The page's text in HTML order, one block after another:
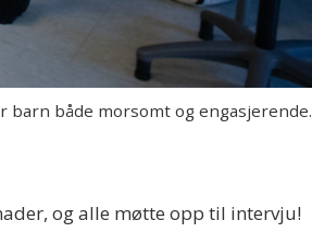
barn både morsomt og engasjerende.
og alle møtte opp til intervju!